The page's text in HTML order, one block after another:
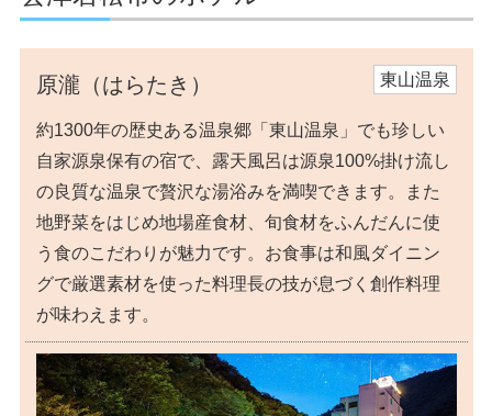
原瀧（はらたき） 東山温泉
約1300年の歴史ある温泉郷「東山温泉」でも珍しい
自家源泉保有の宿で、露天風呂は源泉100%掛け流し
の良質な温泉で贅沢な湯浴みを満喫できます。また
地野菜をはじめ地場産食材、旬食材をふんだんに使
う食のこだわりが魅力です。お食事は和風ダイニン
グで厳選素材を使った料理長の技が息づく創作料理
が味わえます。